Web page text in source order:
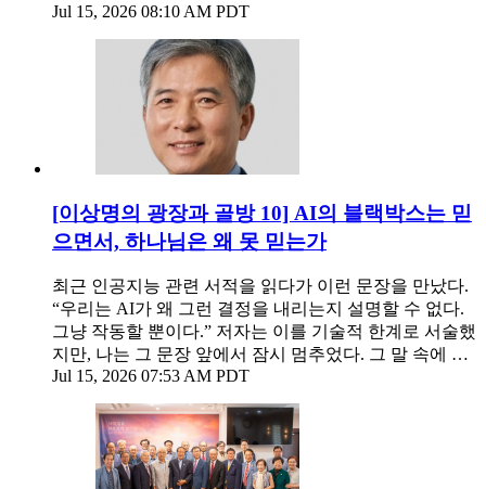
Jul 15, 2026 08:10 AM PDT
[이상명의 광장과 골방 10] AI의 블랙박스는 믿
으면서, 하나님은 왜 못 믿는가
최근 인공지능 관련 서적을 읽다가 이런 문장을 만났다.
“우리는 AI가 왜 그런 결정을 내리는지 설명할 수 없다.
그냥 작동할 뿐이다.” 저자는 이를 기술적 한계로 서술했
지만, 나는 그 문장 앞에서 잠시 멈추었다. 그 말 속에 …
Jul 15, 2026 07:53 AM PDT